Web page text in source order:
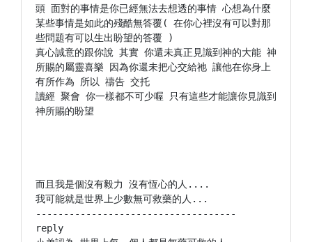
頭 面對的事情是你已經無法去想透的事情 心想為什麼
某些事情是如此的殘酷無答覆( 在你心裡沒有可以對那
些問題有可以生出盼望的答覆 )
真心誠意的跟你說 其實 你還未真正見識到神的大能 神
所賜的屬靈喜樂 因為你還未把心交給祂 讓他在你身上
有所作為 所以 禱告 交托
讀經 聚會 你一樣都不可少喔 只有這些才能讓你見識到
神所賜的盼望
而且我是個沒有毅力 沒有恆心的人....
我可能就是世界上少數無可救藥的人...
------------------------------------
reply